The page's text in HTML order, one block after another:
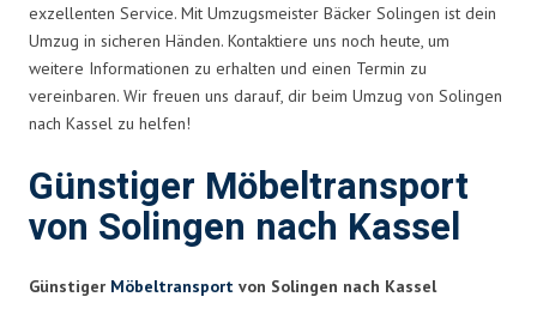
exzellenten Service. Mit Umzugsmeister Bäcker Solingen ist dein
Umzug in sicheren Händen. Kontaktiere uns noch heute, um
weitere Informationen zu erhalten und einen Termin zu
vereinbaren. Wir freuen uns darauf, dir beim Umzug von Solingen
nach Kassel zu helfen!
Günstiger Möbeltransport
von Solingen nach Kassel
Günstiger Möbeltransport von Solingen nach Kassel